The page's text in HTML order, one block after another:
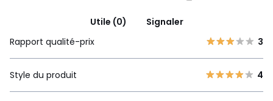
Utile (0)
Signaler
Rapport qualité-prix
3
Style du produit 4